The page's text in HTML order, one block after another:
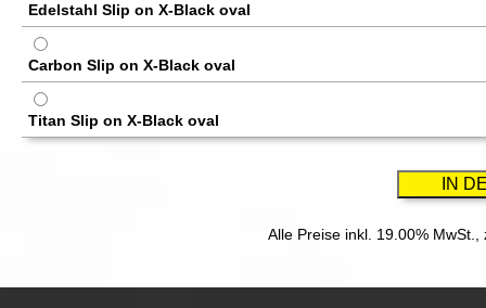
Edelstahl Slip on X-Black oval
Carbon Slip on X-Black oval
Titan Slip on X-Black oval
Alle Preise inkl. 19.00% MwSt.,